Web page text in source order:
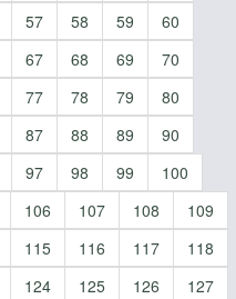
57 58 59
60
67 68 69
70
77 78 79
80
87 88 89
90
97 98 99
100
106 107 108
109
115 116 117
118
124 125 126
127